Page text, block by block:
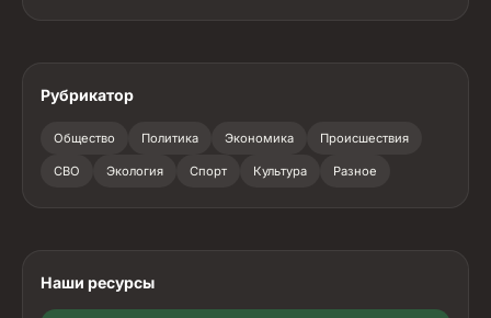
Рубрикатор
Общество Политика Экономика Происшествия
СВО Экология Спорт Культура Разное
Наши ресурсы